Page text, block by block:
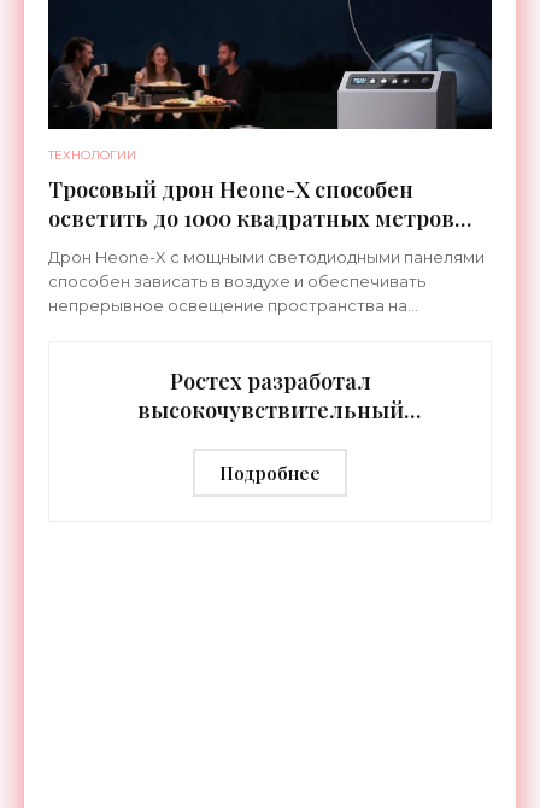
ТЕХНОЛОГИИ
Тросовый дрон Heone-X способен
осветить до 1000 квадратных метров
земли - «Беспилотники»
Дрон Heone-X с мощными светодиодными панелями
способен зависать в воздухе и обеспечивать
непрерывное освещение пространства на
Ростех разработал
высокочувствительный
дальностью распознавания до 2 км
- «Гаджеты»
Подробнее